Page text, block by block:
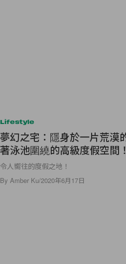
Lifestyle
夢幻之宅：隱身於一片荒漠
著泳池圍繞的高級度假空間！
令人嚮往的度假之地！
By Amber Ku/2020年6月17日